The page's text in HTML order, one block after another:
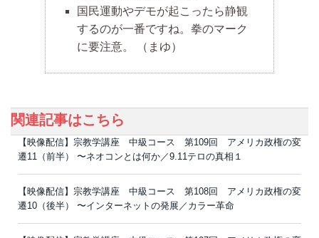
国民運動やデモが起こったら静観
するのが一番ですね。拳のマーク
に要注意。
（まゆ）
関連記事はこちら
【映像配信】宗教学講座 中級コース 第109回 アメリカ政権の変
遷11（前半） 〜ネオコンとは何か／9.11テロの真相１
【映像配信】宗教学講座 中級コース 第108回 アメリカ政権の変
遷10（後半） 〜インターネットの発展／カラー革命